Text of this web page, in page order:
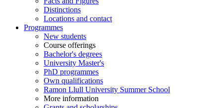
Distinctions
Locations and contact
Programmes
New students
Course offerings
Bachelor's degrees
University Master's
PhD programmes
Own qualifications
Ramon Llull University Summer School
More information